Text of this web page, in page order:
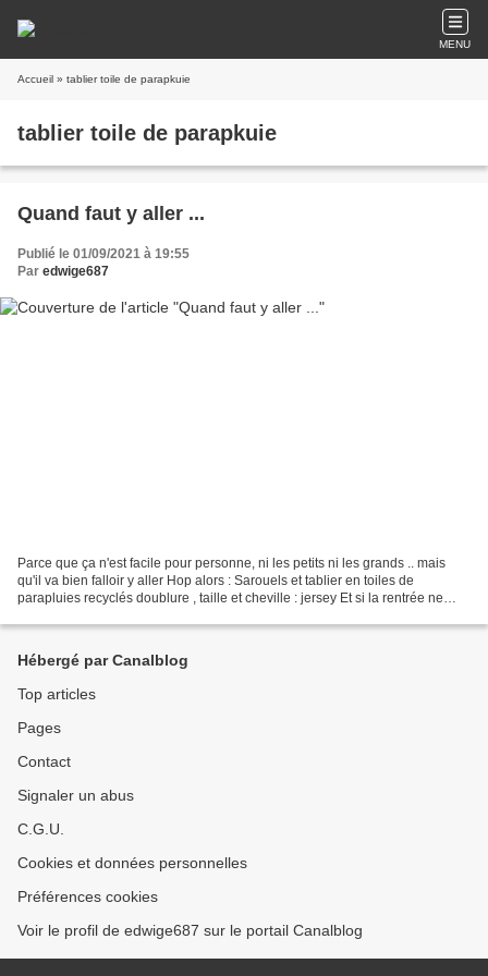
MENU
Accueil » tablier toile de parapkuie
tablier toile de parapkuie
Quand faut y aller ...
Publié le 01/09/2021 à 19:55
Par edwige687
Parce que ça n'est facile pour personne, ni les petits ni les grands .. mais
qu'il va bien falloir y aller Hop alors : Sarouels et tablier en toiles de
parapluies recyclés doublure , taille et cheville : jersey Et si la rentrée ne
Hébergé par Canalblog
Top articles
Pages
Contact
Signaler un abus
C.G.U.
Cookies et données personnelles
Préférences cookies
Voir le profil de edwige687 sur le portail Canalblog